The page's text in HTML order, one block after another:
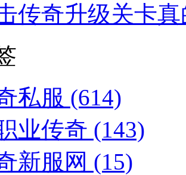
传奇升级关卡
私服 (614)
业传奇 (143)
新服网 (15)